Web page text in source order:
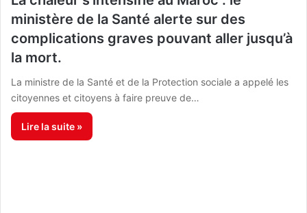
ministère de la Santé alerte sur des
complications graves pouvant aller jusqu’à
la mort.
La ministre de la Santé et de la Protection sociale a appelé les
citoyennes et citoyens à faire preuve de…
Lire la suite »